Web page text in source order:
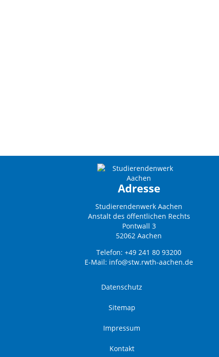
Adresse
Studierendenwerk Aachen
Anstalt des öffentlichen Rechts
Pontwall 3
52062 Aachen
Telefon: +49 241 80 93200
E-Mail: info@stw.rwth-aachen.de
Datenschutz
Sitemap
Impressum
Kontakt